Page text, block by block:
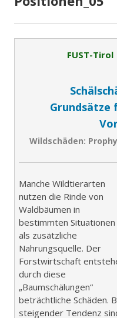
FUST-Tirol
Grundsätze
Wildschäden:
Manche Wildtierarten
nutzen die Rinde von
Waldbäumen in
bestimmten Situationen
als zusätzliche
Nahrungsquelle. Der
Forstwirtschaft
durch diese
„Baumschälungen“
beträchtliche Schäden.
steigender Tendenz